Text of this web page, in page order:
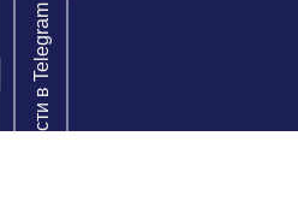
Читать новости в Telegram